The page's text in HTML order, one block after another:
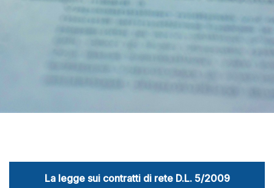
La legge sui contratti di rete D.L. 5/2009